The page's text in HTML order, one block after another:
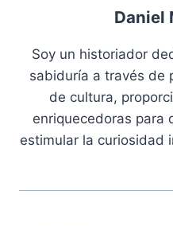
Daniel
Soy un historiador
sabiduría a través de
de cultura,
enriquecedoras para
estimular la curiosidad